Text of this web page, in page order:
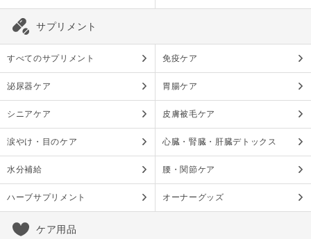
サプリメント
すべてのサプリメント 免疫ケア
泌尿器ケア 胃腸ケア
シニアケア 皮膚被毛ケア
涙やけ・目のケア 心臓・腎臓・肝臓デトックス
水分補給 腰・関節ケア
ハーブサプリメント オーナーグッズ
ケア用品